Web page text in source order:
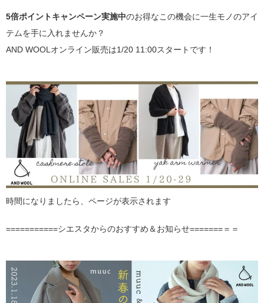
5倍ポイントキャンペーン実施中のお得なこの機会に一生モノのアイ
テムを手に入れませんか？
AND WOOLオンライン販売は1/20 11:00スタートです！
時間になりましたら、ページが表示されます
===========シエスタからのおすすめ＆お知らせ=======＝＝